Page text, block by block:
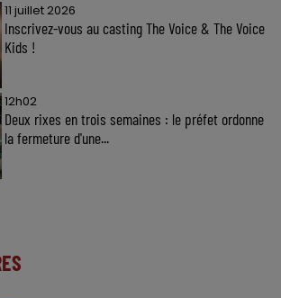
11 juillet 2026
Inscrivez-vous au casting The Voice & The Voice
Kids !
12h02
Deux rixes en trois semaines : le préfet ordonne
la fermeture d'une...